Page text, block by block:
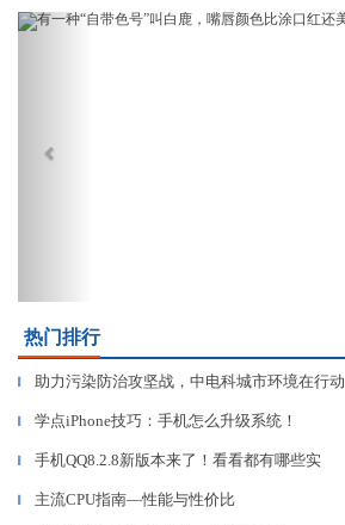
Previous
热门排行
▎ 助力污染防治攻坚战，中电科城市环境在行动
▎ 学点iPhone技巧：手机怎么升级系统！
▎ 手机QQ8.2.8新版本来了！看看都有哪些实
▎ 主流CPU指南—性能与性价比